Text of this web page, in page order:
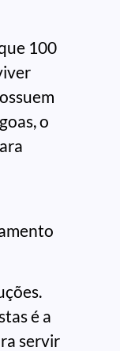
100
o
é a
servir